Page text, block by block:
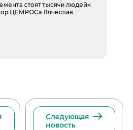
стоят тысячи людей»:
ЦЕМРОСа Вячеслав
Следующая
новость